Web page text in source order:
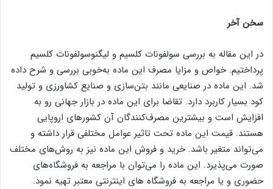
سخن آخر
در این مقاله به بررسی سولفونات کلسیم و لیگنوسولفونات کلسیم
پرداختیم. خواص و مزایا مصرف این ماده به‌خوبی بررسی و شرح داده
شد. این ماده در صنایعی مانند بتن‌سازی و صنایع کشاورزی و تولید
کود بسیار کاربرد دارد. تقاضا برای این ماده در بازار جهانی رو به
افزایش است و بیشترین مصرف‌کنندگان آن کشورهای اروپایی
هستند. قیمت این ماده تحت تاثیر عوامل مختلفی قرار داشته و
می‌تواند متغیر باشد. خرید و فروش این ماده نیز به روش‌های مختلف
صورت می‌پذیرد. این ماده را می‌توان با مراجعه به فروشگاه‌های
حضوری و یا مراجعه به فروشگاه های اینترنتی معتبر تهیه نمود.